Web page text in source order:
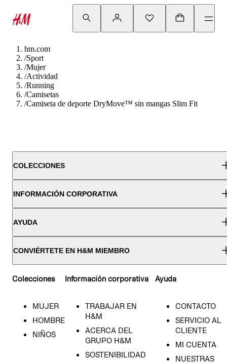
hm.com
/Sport
/Mujer
/Actividad
/Running
/Camisetas
/Camiseta de deporte DryMove™ sin mangas Slim Fit
COLECCIONES
INFORMACIÓN CORPORATIVA
AYUDA
CONVIÉRTETE EN H&M MIEMBRO
Colecciones
MUJER
HOMBRE
NIÑOS
Información corporativa
TRABAJAR EN
H&M
ACERCA DEL
GRUPO H&M
SOSTENIBILIDAD
Ayuda
CONTACTO
SERVICIO AL
CLIENTE
MI CUENTA
NUESTRAS